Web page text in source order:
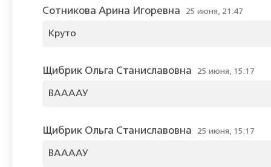
Сотникова Арина Игоревна 25 июня, 21:47
Круто
Щибрик Ольга Станиславовна 25 июня, 15:17
ВААААУ
Щибрик Ольга Станиславовна 25 июня, 15:17
ВААААУ